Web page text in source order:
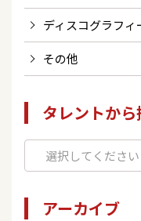
ディスコグラフィ
その他
タレントから
アーカイブ